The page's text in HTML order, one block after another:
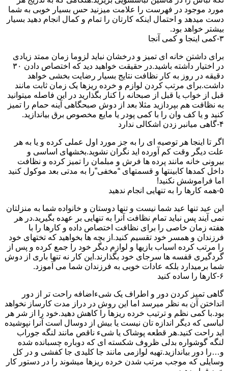
مورد موجود در فهرست را علامت میزنید حس بسیار خوبی به شما
دست میدهد و احتمال اینکه کارتان را تمام و کمال انجام دهید بسیار
بیشتر خواهد بود.
۳-کمی اینجا و کمی آنجا
برای داشتن خانه ای تمیز و درخشان نباید لزوما زمان ممتد زیادی
در اختیار داشته باشید.در حقیقت خواهید دید که اختصاص دادن ۳۰
دقیقه در روز به کار نظافت نتایج بسیار رضایت بخشی خواهد
داشت.برای مرتب کردن لوازم و خرده ریزها یک زمان ثابت مانند
قبل از خواب یا قبل از صبحانه را کنار بگذارید در این فاصله میتوانید
به نظافت هم بپردازید مثلا بعد از دوش صبحگاهی آینه حمام را تمیز
کنید و یا کف وان را با کمی پودر یا مایع مخصوص برق بیاندازید.
۴-گاهی میانبر زدن اشکالی ندارد
اگر تا اینجا هر توصیه ای را به جز مورد اول عملی کرده و یا به هر
علت دیگر وقت کم آورده اید نگران نشوید.بخشهای اساسی و
بیرونی خانه مانند پرده ها فرش و مبلمان را تمیز کرده و نظافت
داخل کمدها کابینتها و قسمتهای “مخفی”را به مدتی بعد موکول کنید
اما فراموشش نکنید!
۵-همه کارها را به تنهایی انجام ندهید
این عید تنها عید شما نیست و تنها دوستان و خانواده شما به منزلتان
نمی آیند پس نباید تمام نظافت آنرا به تنهایی بر عهده بگیرید.در هر
هفته زمان خاصی را برای نظافت اختصاص داده و کارها را با
فرزندان و همسر خود تقسیم کنید.از بچه ها بخواهید که تختهای خود
را مرتب کرده اسباب بازیها و لوازم دیگر خود را جمع کرده و پس از
گردگیری قفسه ها سرجای خود بگذارند.این کار نه تنها باری از دوش
شما برمیدارد بلکه عادات خوبی به فرزندان شما می آموزد.
۶-کارها را ساده کنید
گاهی تمیز کردن دور و اطراف یک شیءاضافه راحت تر از دور
انداختن آن به نظر میرسد اما این روش در دراز مدت کارساز نخواهد
بود.با کمی نظم و ترتیب خرده ریزها را کاهش دهید.خود را از شر هر
لباسی که دیگر اندازه تان نیست یا بیش از دوسال است آنرا نپوشیده
اید راحت کنید.هر قطعه پوشاک یا شیء ناقص مانند لنگه جوراب
لنگه گوشواره بدلی ظروف شکسته ای که دوباره چسبانده شده
و…را دور بیاندازید.تهیه لوازمی مانند جا کلیدی جا کفشی و در کل
وسایلی که موجب مرتب شدن خرده ریزها میشوند را در دستور کار